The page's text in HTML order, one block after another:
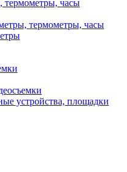
термометры, часы
термометры, часы
устройства, площадки